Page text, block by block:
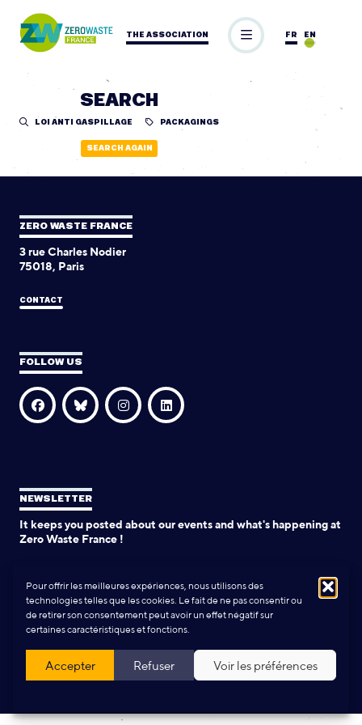
Pour offrir les meilleures expériences, nous utilisons des
technologies telles que les cookies. Le fait de ne pas consentir ou
de retirer son consentement peut avoir un effet négatif sur
certaines caractéristiques et fonctions.
Accepter Refuser Voir les préférences
THE ASSOCIATION EN
FR
SEARCH
LOI ANTI GASPILLAGE PACKAGINGS
SEARCH AGAIN
ZERO WASTE FRANCE
3 rue Charles Nodier
75018, Paris
CONTACT
FOLLOW US
NEWSLETTER
It keeps you posted about our events and what's happening at
Zero Waste France !
Design and production:Yann Rolland+Thibaut Caroli